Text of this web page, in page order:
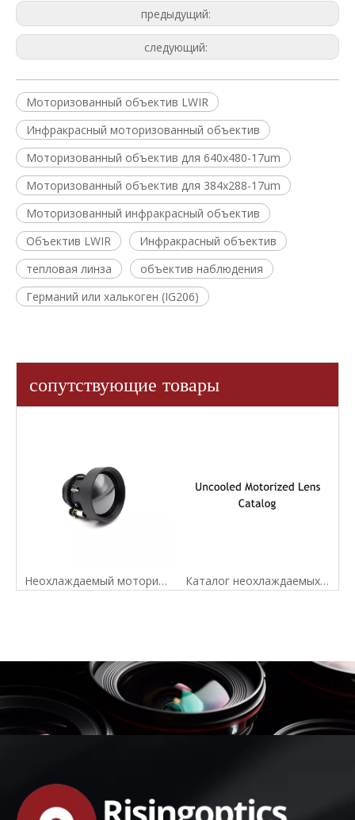
предыдущий:
следующий:
Моторизованный объектив LWIR
Инфракрасный моторизованный объектив
Моторизованный объектив для 640x480-17um
Моторизованный объектив для 384x288-17um
Моторизованный инфракрасный объектив
Объектив LWIR
Инфракрасный объектив
тепловая линза
объектив наблюдения
Германий или халькоген (IG206)
сопутствующие товары
Неохлаждаемый моторизованный инфракрасный объектив Lwir 75 мм F1.0 для детектора 640X512-17um Каталог неохлаждаемых моторизованных объективов LWIR